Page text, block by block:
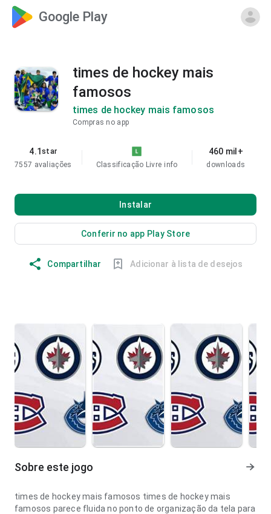
Google Play
times de hockey mais
famosos
times de hockey mais famosos
Compras no app
4.1star
7557 avaliações
Classificação Livre info
460 mil+
downloads
Instalar
Conferir no app Play Store
Compartilhar Adicionar à lista de desejos
Sobre este jogo
times de hockey mais famosos times de hockey mais
famosos parece fluida no ponto de organização da tela para